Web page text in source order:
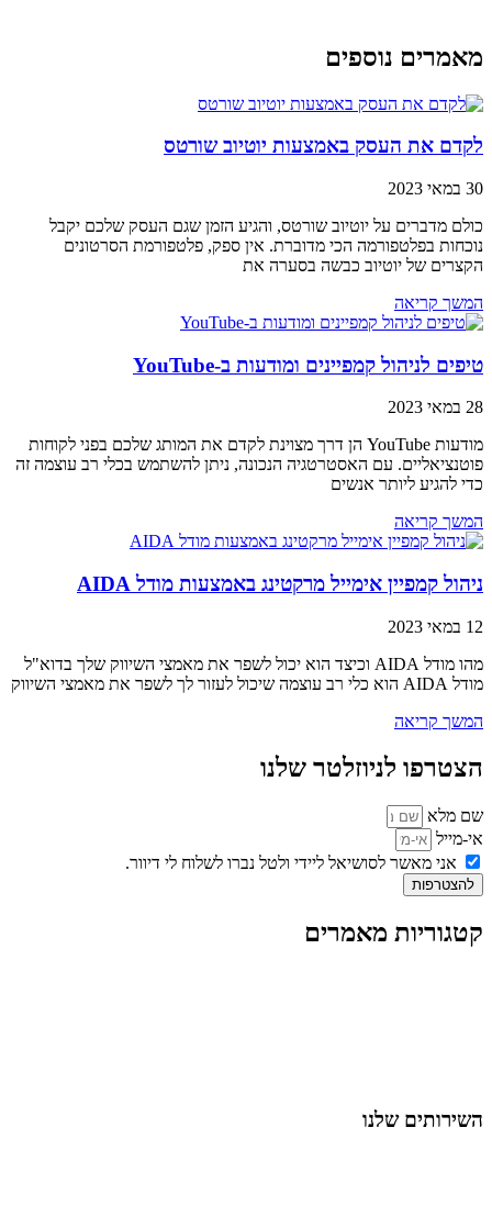
מאמרים נוספים
לקדם את העסק באמצעות יוטיוב שורטס
30 במאי 2023
כולם מדברים על יוטיוב שורטס, והגיע הזמן שגם העסק שלכם יקבל
נוכחות בפלטפורמה הכי מדוברת. אין ספק, פלטפורמת הסרטונים
הקצרים של יוטיוב כבשה בסערה את
המשך קריאה
טיפים לניהול קמפיינים ומודעות ב-YouTube
28 במאי 2023
מודעות YouTube הן דרך מצוינת לקדם את המותג שלכם בפני לקוחות
פוטנציאליים. עם האסטרטגיה הנכונה, ניתן להשתמש בכלי רב עוצמה זה
כדי להגיע ליותר אנשים
המשך קריאה
ניהול קמפיין אימייל מרקטינג באמצעות מודל AIDA
12 במאי 2023
מהו מודל AIDA וכיצד הוא יכול לשפר את מאמצי השיווק שלך בדוא"ל
מודל AIDA הוא כלי רב עוצמה שיכול לעזור לך לשפר את מאמצי השיווק
המשך קריאה
הצטרפו לניוזלטר שלנו
שם מלא
אי-מייל
אני מאשר לסושיאל ליידי ולטל נברו לשלוח לי דיוור.
להצטרפות
קטגוריות מאמרים
השירותים שלנו